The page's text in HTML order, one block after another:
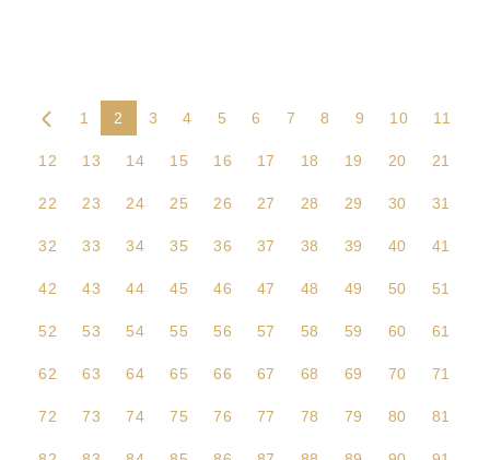
1 2 3 4 5 6 7 8 9 10 11
12 13 14 15 16 17 18 19 20 21
22 23 24 25 26 27 28 29 30 31
32 33 34 35 36 37 38 39 40 41
42 43 44 45 46 47 48 49 50 51
52 53 54 55 56 57 58 59 60 61
62 63 64 65 66 67 68 69 70 71
72 73 74 75 76 77 78 79 80 81